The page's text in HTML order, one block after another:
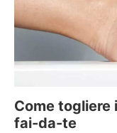
Come
fai-da-te